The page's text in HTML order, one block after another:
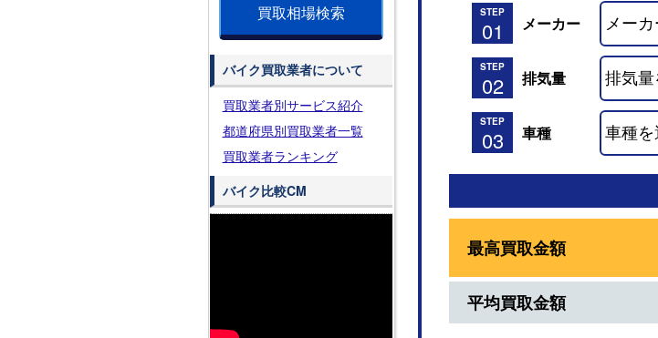
STEP
01 メーカー
STEP
02 排気量
STEP
03 車種
最高買取金額
平均買取金額
買取相場検索
バイク買取業者について
買取業者別サービス紹介
都道府県別買取業者一覧
買取業者ランキング
バイク比較CM